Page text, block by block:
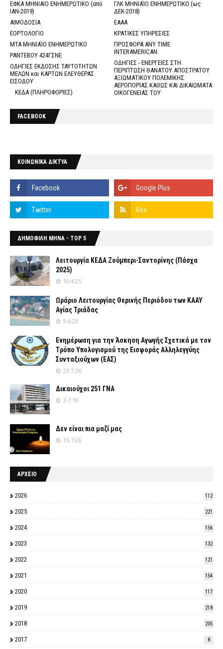
ΕΦΚΑ ΜΗΝΙΑΙΟ ΕΝΗΜΕΡΩΤΙΚΟ (από
ΙΑΝ-2019)
ΓΛΚ ΜΗΝΙΑΊΟ ΕΝΗΜΕΡΩΤΙΚΟ (ως
ΔΕΚ-2018)
ΑΙΜΟΔΟΣΙΑ
ΕΑΑΑ
ΕΟΡΤΟΛΟΓΙΟ
ΚΡΑΤΙΚΕΣ ΥΠΗΡΕΣΙΕΣ
ΜΤΑ ΜΗΝΙΑΊΟ ΕΝΗΜΕΡΩΤΙΚΟ
ΠΡΟΣΦΟΡΑ ANY TIME
INTERAMERICAN
ΡΑΝΤΕΒΟΥ 424ΓΣΝΕ
ΟΔΗΓΙΕΣ - ΕΝΕΡΓΕΙΕΣ ΣΤΗ
ΠΕΡΙΠΤΩΣΗ ΘΑΝΑΤΟΥ ΑΠΟΣΤΡΑΤΟΥ
ΑΞΙΩΜΑΤΙΚΟΥ ΠΟΛΕΜΙΚΗΣ
ΑΕΡΟΠΟΡΙΑΣ ΚΑΘΩΣ ΚΑΙ ΔΙΚΑΙΩΜΑΤΑ
ΟΙΚΟΓΕΝΕΙΑΣ ΤΟΥ
ΟΔΗΓΙΕΣ ΕΚΔΟΣΗΣ ΤΑΥΤΟΤΗΤΩΝ
ΜΕΛΩΝ και ΚΑΡΤΩΝ ΕΛΕΥΘΕΡΑΣ
ΕΙΣΟΔΟΥ
ΚΕΔΑ (ΠΛΗΡΟΦΟΡΙΕΣ)
FACEBOOK
ΚΟΙΝΩΝΙΚΑ ΔΙΚΤΥΑ
ΔΗΜΟΦΙΛΗ ΜΗΝΑ - TOP 5
Λειτουργία ΚΕΔΑ Ζούμπερι-Σαντορίνης (Πάσχα
2025)
10.4.25
Ωράριο Λειτουργίας Θερινής Περιόδου των ΚΑΑΥ
Αγίας Τριάδας
9.6.23
Ενημέρωση για την Άσκηση Αγωγής Σχετικά με τον
Tρόπο Yπολογισμού της Εισφοράς Αλληλεγγύης
Συνταξιούχων (ΕΑΣ)
23.7.26
Δικαιούχοι 251 ΓΝΑ
3.7.19
Δεν είναι πια μαζί μας
15.7.26
ΑΡΧΕΙΟ
2026 112
2025 221
2024 156
2023 132
2022 121
2021 154
2020 117
2019 218
2018 205
2017 8